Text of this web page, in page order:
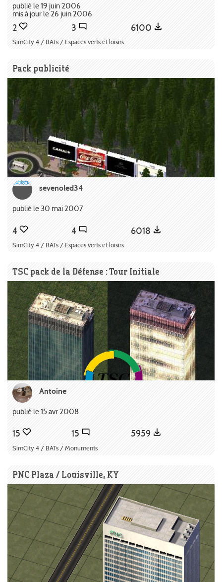
publié le 19 juin 2006
mis à jour le 26 juin 2006
2 3 6100
SimCity 4 / BATs / Espaces verts et loisirs
Pack publicité
sevenoled34
publié le 30 mai 2007
4 4 6018
SimCity 4 / BATs / Espaces verts et loisirs
TSC pack de la Défense : Tour Initiale
Antoine
publié le 15 avr 2008
15 15 5959
SimCity 4 / BATs / Monuments
PNC Plaza / Louisville, KY